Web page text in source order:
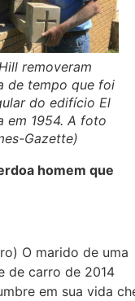
removeram
de tempo que foi
do edifício El
em 1954. A foto
Gazette)
homem que
O marido de uma
de carro de 2014
em sua vida